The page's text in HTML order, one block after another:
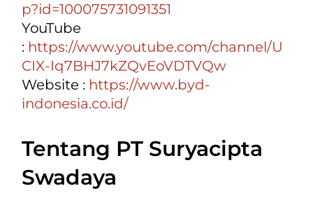
p?id=100075731091351
YouTube
: https://www.youtube.com/channel/U
CIX-Iq7BHJ7kZQvEoVDTVQw
Website : https://www.byd-
indonesia.co.id/
Tentang PT Suryacipta
Swadaya